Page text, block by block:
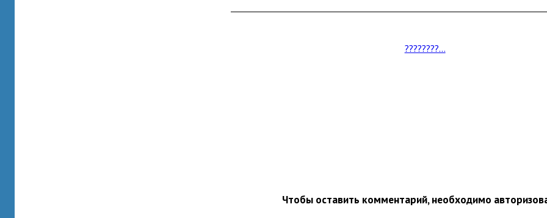
????????...
Чтобы оставить комментарий, необходимо